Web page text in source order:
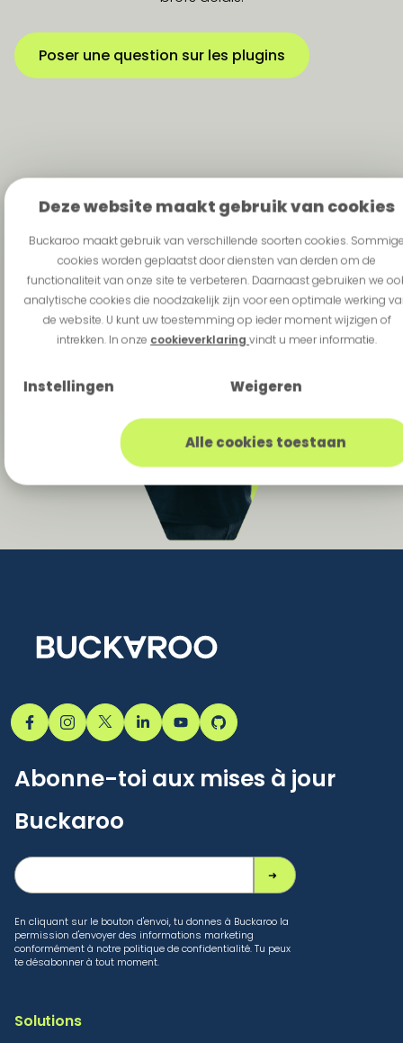
Deze website maakt gebruik van cookies
Buckaroo maakt gebruik van verschillende soorten cookies.
cookies worden geplaatst door diensten van derden om de
functionaliteit van onze site te verbeteren. Daarnaast gebruiken we
analytische cookies die noodzakelijk zijn voor een optimale werking
de website. U kunt uw toestemming op ieder moment wijzigen of
intrekken. In onze cookieverklaring vindt u meer informatie.
Instellingen Weigeren
Alle cookies toestaan
Poser une question sur les plugins
Abonne-toi aux mises à jour
Buckaroo
En cliquant sur le bouton d'envoi, tu donnes à Buckaroo la
permission d'envoyer des informations marketing
conformément à notre politique de confidentialité. Tu peux
te désabonner à tout moment.
Solutions